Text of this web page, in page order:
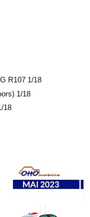
R107 1/18
1/18
18